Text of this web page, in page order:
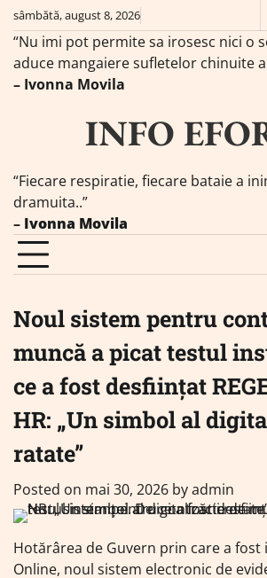
Skip
content
sâmbătă, august 8, 2026
“Nu imi pot permite sa irosesc nici o
aduce mangaiere sufletelor chinuite
– Ivonna Movila
INFO
“Fiecare respiratie, fiecare bataie a
dramuita..”
– Ivonna Movila
Noul sistem pentru
muncă a picat testul
ce a fost desființat
HR: „Un simbol al
ratate”
Posted on mai 30, 2026 byadmin
Hotărârea de Guvern prin care a fost
Online, noul sistem electronic de